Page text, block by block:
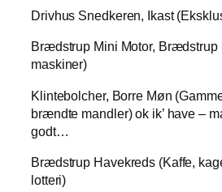
Drivhus Snedkeren, Ikast
Brædstrup Mini Motor,
maskiner)
Klintebolcher, Borre Møn
brændte mandler) ok ik’ have –
godt…
Brædstrup Havekreds (Kaffe,
lotteri)